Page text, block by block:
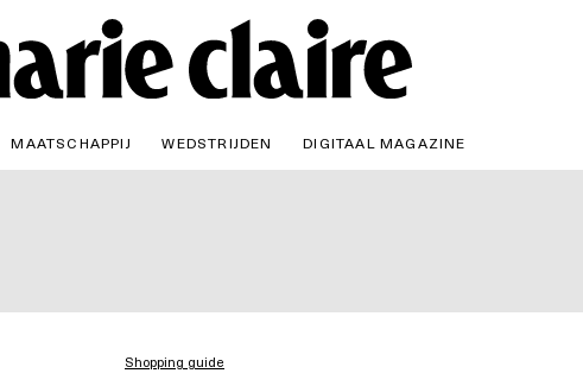
MAATSCHAPPIJ WEDSTRIJDEN DIGITAAL MAGAZINE
Shopping guide